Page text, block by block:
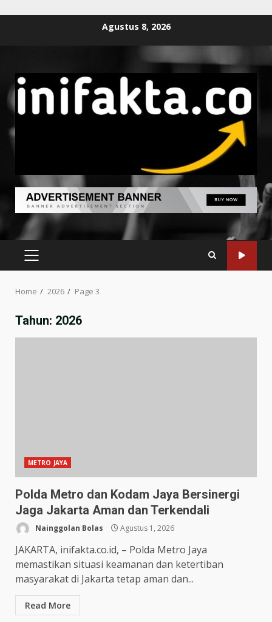
Agustus 8, 2026
Home 2026 Page 3
Tahun: 2026
METRO JAYA
Polda Metro dan Kodam Jaya Bersinergi
Jaga Jakarta Aman dan Terkendali
Nainggolan Bolas Agustus 1, 2026
JAKARTA, inifakta.co.id, – Polda Metro Jaya
memastikan situasi keamanan dan ketertiban
masyarakat di Jakarta tetap aman dan...
Read More